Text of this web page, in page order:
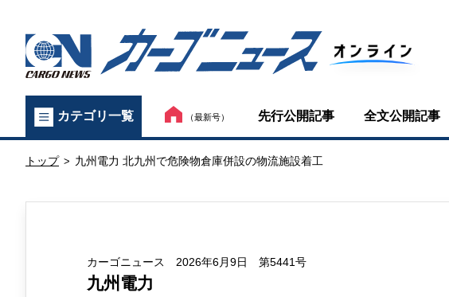
カ
ー
ゴ
ニ
カテゴリ一覧 （最新号） 先行公開記事 全文公開記事
トップ > 九州電力 北九州で危険物倉庫併設の物流施設着工
カーゴニュース 2026年6月9日 第5441号
九州電力